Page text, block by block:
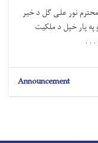
نور علی ګل د خیر
په پار خپل د ملکیت
. .
Announcement